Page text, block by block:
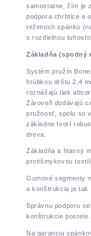
samostatne, čím je
podpora chrbtice a
režimoch spánku
s rozdielnou
Základňa (spodný
Systém pružín
hrúbkou drôtu 2,4
roznášajú tlak
Zároveň dodávajú
pružnosť, spolu so
základne tvorí
dreva.
Základňa a hlavný
protišmykovou
Gumové segmenty
a konštrukcia je tak
Správnu podporu
konštrukcie postele.
Na garanciu